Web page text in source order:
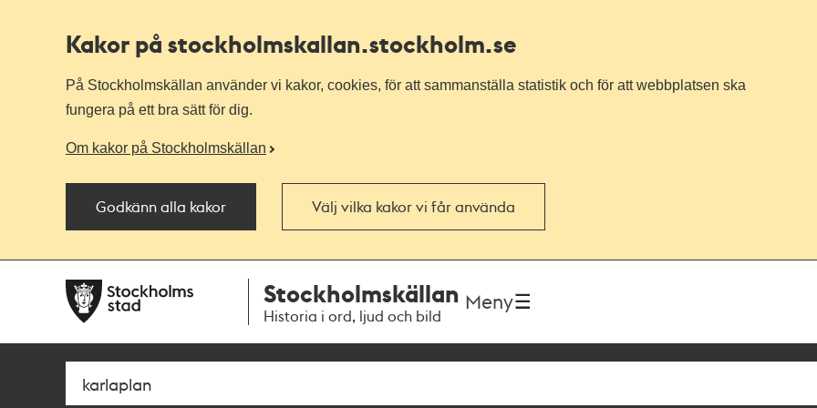
Kakor på stockholmskallan.stockholm.se
På Stockholmskällan använder vi kakor, cookies, för att sammanställa statistik och för att webbplatsen ska
fungera på ett bra sätt för dig.
Om kakor på Stockholmskällan
Godkänn alla kakor Välj vilka kakor vi får använda
navigationen
huvudinnehållet
Stockholmskällan
Historia i ord, ljud och bild
Meny
Sök